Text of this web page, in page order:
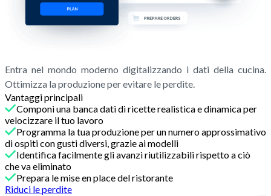
Entra nel mondo moderno digitalizzando i dati della cucina.
Ottimizza la produzione per evitare le perdite.
Vantaggi principali
Componi una banca dati di ricette realistica e dinamica per
velocizzare il tuo lavoro
Programma la tua produzione per un numero approssimativo
di ospiti con gusti diversi, grazie ai modelli
Identifica facilmente gli avanzi riutilizzabili rispetto a ciò
che va eliminato
Prepara le mise en place del ristorante
Riduci le perdite